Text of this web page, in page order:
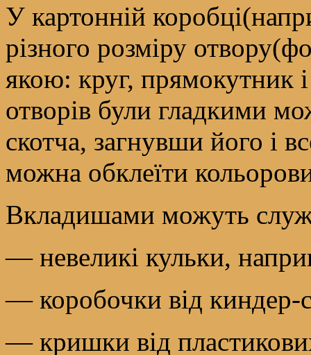
У картонній
різного розміру
якою: круг, прямокутник
отворів були гладкими
скотча, загнувши його і
можна обклеїти
Вкладишами можуть
— невеликі кульки,
— коробочки від киндер-
— кришки від